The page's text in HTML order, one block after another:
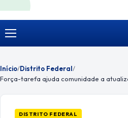
Menu
Início/Distrito Federal/
Força-tarefa ajuda comunidade a
DISTRITO FEDERAL